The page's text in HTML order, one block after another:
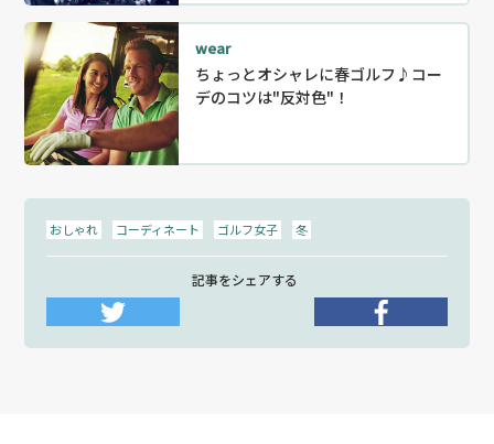
wear
ちょっとオシャレに春ゴルフ♪コー
デのコツは"反対色"！
おしゃれ コーディネート ゴルフ女子 冬
記事をシェアする